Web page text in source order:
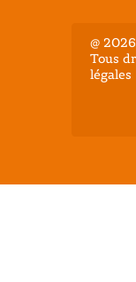
@
Tous
légales